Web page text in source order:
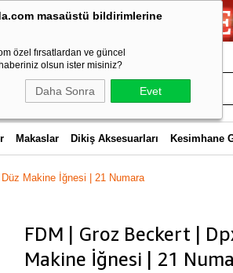
masaüstü bildirimlerine
özel fırsatlardan ve güncel
olsun ister misiniz?
Daha Sonra Evet
Makaslar Dikiş Aksesuarları Kesimhane
Makine İğnesi | 21 Numara
FDM | Groz Beckert |
Makine İğnesi | 21